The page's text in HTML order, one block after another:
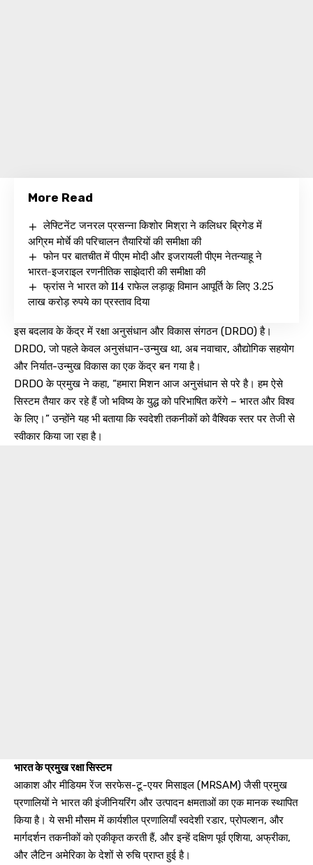
More Read
लेफ्टिनेंट जनरल प्रसन्ना किशोर मिश्रा ने कलिधर ब्रिगेड में
अग्रिम मोर्चे की परिचालन तैयारियों की समीक्षा की
फोन पर बातचीत में पीएम मोदी और इजरायली पीएम नेतन्याहू ने
भारत-इजराइल रणनीतिक साझेदारी की समीक्षा की
फ्रांस ने भारत को 114 राफेल लड़ाकू विमान आपूर्ति के लिए 3.25
लाख करोड़ रुपये का प्रस्ताव दिया
इस बदलाव के केंद्र में रक्षा अनुसंधान और विकास संगठन (DRDO) है।
DRDO, जो पहले केवल अनुसंधान-उन्मुख था, अब नवाचार, औद्योगिक सहयोग
और निर्यात-उन्मुख विकास का एक केंद्र बन गया है।
DRDO के प्रमुख ने कहा, “हमारा मिशन आज अनुसंधान से परे है। हम ऐसे
सिस्टम तैयार कर रहे हैं जो भविष्य के युद्ध को परिभाषित करेंगे – भारत और विश्व
के लिए।” उन्होंने यह भी बताया कि स्वदेशी तकनीकों को वैश्विक स्तर पर तेजी से
स्वीकार किया जा रहा है।
भारत के प्रमुख रक्षा सिस्टम
आकाश और मीडियम रेंज सरफेस-टू-एयर मिसाइल (MRSAM) जैसी प्रमुख
प्रणालियों ने भारत की इंजीनियरिंग और उत्पादन क्षमताओं का एक मानक स्थापित
किया है। ये सभी मौसम में कार्यशील प्रणालियाँ स्वदेशी रडार, प्रोपल्शन, और
मार्गदर्शन तकनीकों को एकीकृत करती हैं, और इन्हें दक्षिण पूर्व एशिया, अफ्रीका,
और लैटिन अमेरिका के देशों से रुचि प्राप्त हुई है।